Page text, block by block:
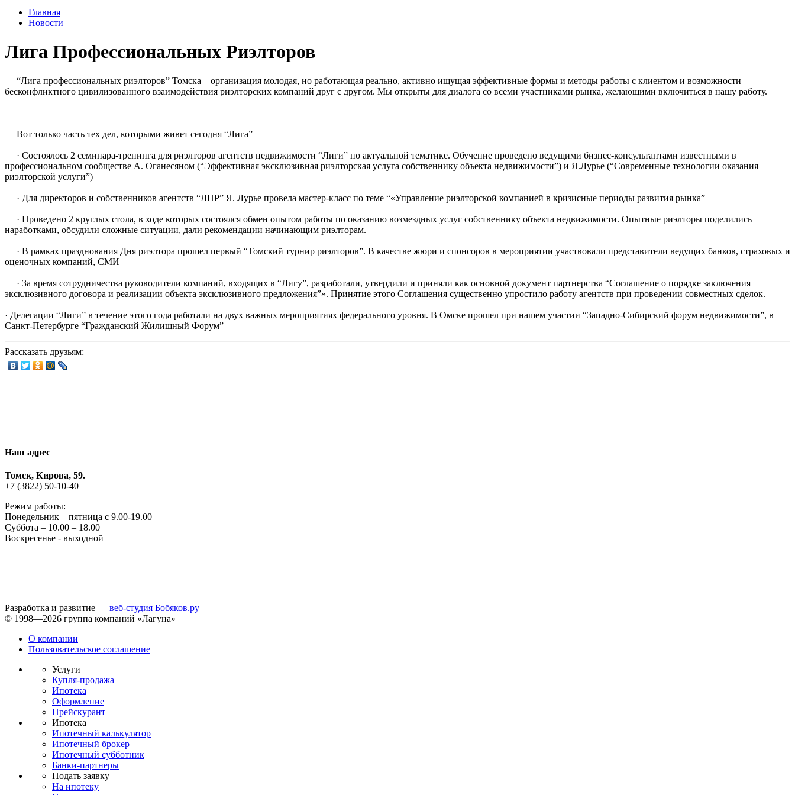
Главная
Новости
Лига Профессиональных Риэлторов
“Лига профессиональных риэлторов” Томска – организация молодая, но работающая реально, активно ищущая эффективные формы и методы работы с клиентом и возможности
бесконфликтного цивилизованного взаимодействия риэлторских компаний друг с другом. Мы открыты для диалога со всеми участниками рынка, желающими включиться в нашу работу.
Вот только часть тех дел, которыми живет сегодня “Лига”
· Состоялось 2 семинара-тренинга для риэлторов агентств недвижимости “Лиги” по актуальной тематике. Обучение проведено ведущими бизнес-консультантами известными в
профессиональном сообществе А. Оганесяном (“Эффективная эксклюзивная риэлторская услуга собственнику объекта недвижимости”) и Я.Лурье (“Современные технологии оказания
риэлторской услуги”)
· Для директоров и собственников агентств “ЛПР” Я. Лурье провела мастер-класс по теме “«Управление риэлторской компанией в кризисные периоды развития рынка”
· Проведено 2 круглых стола, в ходе которых состоялся обмен опытом работы по оказанию возмездных услуг собственнику объекта недвижимости. Опытные риэлторы поделились
наработками, обсудили сложные ситуации, дали рекомендации начинающим риэлторам.
· В рамках празднования Дня риэлтора прошел первый “Томский турнир риэлторов”. В качестве жюри и спонсоров в мероприятии участвовали представители ведущих банков, страховых и
оценочных компаний, СМИ
· За время сотрудничества руководители компаний, входящих в “Лигу”, разработали, утвердили и приняли как основной документ партнерства “Соглашение о порядке заключения
эксклюзивного договора и реализации объекта эксклюзивного предложения”». Принятие этого Соглашения существенно упростило работу агентств при проведении совместных сделок.
· Делегации “Лиги” в течение этого года работали на двух важных мероприятиях федерального уровня. В Омске прошел при нашем участии “Западно-Сибирский форум недвижимости”, в
Санкт-Петербурге “Гражданский Жилищный Форум”
Рассказать друзьям:
Наш адрес
Томск, Кирова, 59.
+7 (3822) 50-10-40
Режим работы:
Понедельник – пятница с 9.00-19.00
Суббота – 10.00 – 18.00
Воскресенье - выходной
Разработка и развитие — веб-студия Бобяков.ру
© 1998—2026 группа компаний «Лагуна»
О компании
Пользовательское соглашение
Услуги
Купля-продажа
Ипотека
Оформление
Прейскурант
Ипотека
Ипотечный калькулятор
Ипотечный брокер
Ипотечный субботник
Банки-партнеры
Подать заявку
На ипотеку